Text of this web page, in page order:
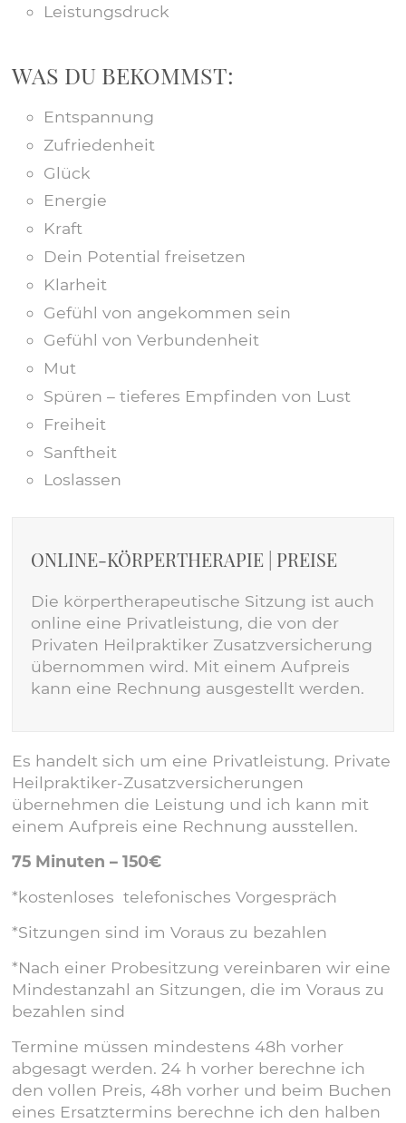
Leistungsdruck
WAS DU BEKOMMST:
Entspannung
Zufriedenheit
Glück
Energie
Kraft
Dein Potential freisetzen
Klarheit
Gefühl von angekommen sein
Gefühl von Verbundenheit
Mut
Spüren – tieferes Empfinden von Lust
Freiheit
Sanftheit
Loslassen
ONLINE-KÖRPERTHERAPIE | PREISE
Die körpertherapeutische Sitzung ist auch
online eine Privatleistung, die von der
Privaten Heilpraktiker Zusatzversicherung
übernommen wird. Mit einem Aufpreis
kann eine Rechnung ausgestellt werden.
Es handelt sich um eine Privatleistung. Private
Heilpraktiker-Zusatzversicherungen
übernehmen die Leistung und ich kann mit
einem Aufpreis eine Rechnung ausstellen.
75 Minuten – 150€
*kostenloses telefonisches Vorgespräch
*Sitzungen sind im Voraus zu bezahlen
*Nach einer Probesitzung vereinbaren wir eine
Mindestanzahl an Sitzungen, die im Voraus zu
bezahlen sind
Termine müssen mindestens 48h vorher
abgesagt werden. 24 h vorher berechne ich
den vollen Preis, 48h vorher und beim Buchen
eines Ersatztermins berechne ich den halben